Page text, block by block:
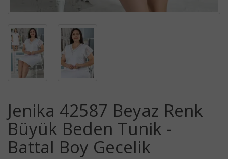
Jenika 42587 Beyaz Renk
Büyük Beden Tunik -
Battal Boy Gecelik